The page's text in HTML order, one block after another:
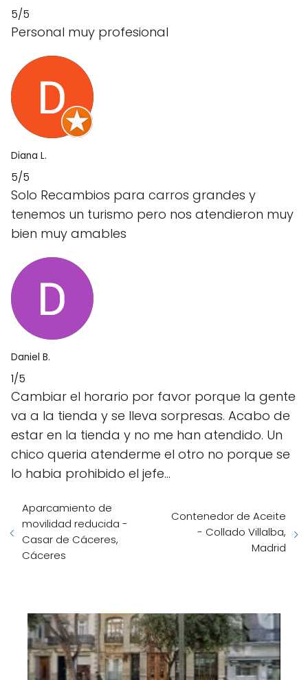
5/5
Personal muy profesional
Diana L.
5/5
Solo Recambios para carros grandes y
tenemos un turismo pero nos atendieron muy
bien muy amables
Daniel B.
1/5
Cambiar el horario por favor porque la gente
va a la tienda y se lleva sorpresas. Acabo de
estar en la tienda y no me han atendido. Un
chico queria atenderme el otro no porque se
lo habia prohibido el jefe...
Aparcamiento de
movilidad reducida -
Casar de Cáceres,
Cáceres
Contenedor de Aceite
- Collado Villalba,
Madrid